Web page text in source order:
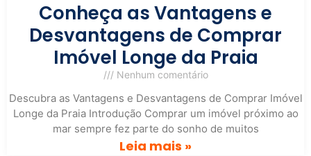
Conheça as Vantagens e
Desvantagens de Comprar
Imóvel Longe da Praia
Nenhum comentário
Descubra as Vantagens e Desvantagens de Comprar Imóvel
Longe da Praia Introdução Comprar um imóvel próximo ao
mar sempre fez parte do sonho de muitos
Leia mais »